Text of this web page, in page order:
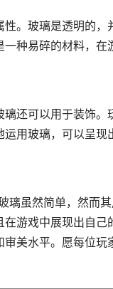
。玻璃是透明的
种易碎的材料，在
璃还可以用于装饰
用玻璃，可以呈现
璃虽然简单，然
游戏中展现出自己
美水平。愿每位玩